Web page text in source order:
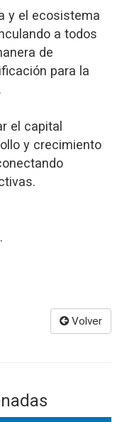
y el ecosistema
a todos
de
para la
el capital
y crecimiento
Volver